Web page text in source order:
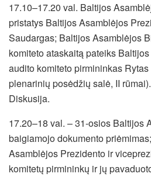
17.10–17.20 val. Baltijos
pristatys Baltijos Asamblėjos
Saudargas; Baltijos Asamblėjos
komiteto ataskaitą pateiks
audito komiteto pirmininkas
plenarinių posėdžių salė, II rūmai).
Diskusija.
17.20–18 val. – 31-osios Baltijos
baigiamojo dokumento
Asamblėjos Prezidento ir
komitetų pirmininkų ir jų